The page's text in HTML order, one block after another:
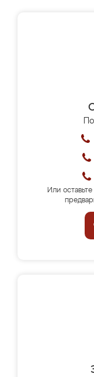
Или оставьте